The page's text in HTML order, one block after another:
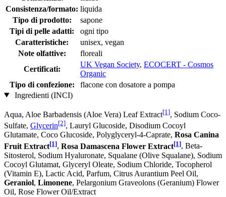
Consistenza/formato: liquida
Tipo di prodotto:
sapone
Tipi di pelle adatti:
ogni tipo
Caratteristiche:
unisex, vegan
Note olfattive:
floreali
Certificati:
UK Vegan Society, ECOCERT - Cosmos
Organic
Tipo di confezione:
flacone con dosatore a pompa
Ingredienti (INCI)
Aqua, Aloe Barbadensis (Aloe Vera) Leaf Extract[1], Sodium Coco­
Sulfate, Glycerin[2], Lauryl Glucoside, Disodium Cocoyl
Glutamate, Coco Glucoside, Polyglyceryl-4-Caprate, Rosa Canina
Fruit Extract[1], Rosa Damascena Flower Extract[1], Beta-
Sitosterol, Sodium Hyaluronate, Squalane (Olive Squalane), Sodium
Cocoyl Glutamat, Glyceryl Oleate, Sodium Chloride, Tocopherol
(Vitamin E), Lactic Acid, Parfum, Citrus Aurantium Peel Oil,
Geraniol, Limonene, Pelargonium Graveolons (Geranium) Flower
Oil, Rose Flower Oil/Extract